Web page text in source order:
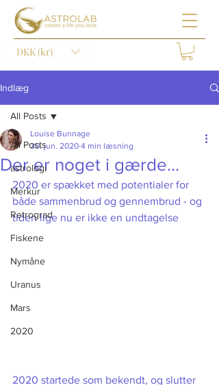
DKK (kr)
Indlæg
All Posts
astrologi
Merkur
Retrograd
Fiskene
Nymåne
Uranus
Mars
2020
All Posts
Der er noget i gærde...
Louise Bunnage
30. jun. 2020 4 min læsning
2020 er spækket med potentialer for
både sammenbrud og gennembrud - og
tiden lige nu er ikke en undtagelse
2020 startede som bekendt, og slutter